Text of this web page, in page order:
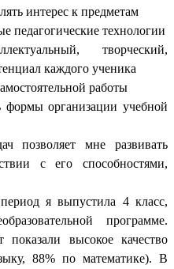
интерес к предметам
педагогические технологии
творческий,
каждого ученика
работы
формы организации учебной
позволяет мне развивать
с его способностями,
я выпустила 4 класс,
программе.
показали высокое качество
88% по математике). В